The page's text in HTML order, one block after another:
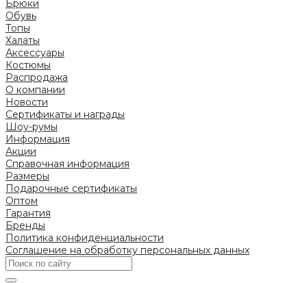
Брюки
Обувь
Топы
Халаты
Аксессуары
Костюмы
Распродажа
О компании
Новости
Сертификаты и награды
Шоу-румы
Информация
Акции
Справочная информация
Размеры
Подарочные сертификаты
Оптом
Гарантия
Бренды
Политика конфиденциальности
Соглашение на обработку персональных данных